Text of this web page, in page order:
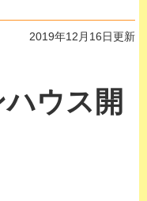
2019年12月16日更新
ウス開